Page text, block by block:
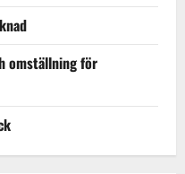
omställning för